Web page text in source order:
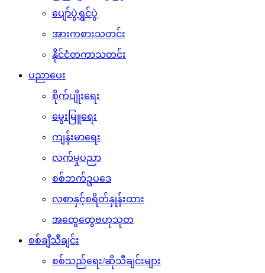
ပျော်ပွဲရွှင်ပွဲ
အားကစားသတင်း
နိုင်ငံတကာသတင်း
ပညာပေး
စိုက်ပျိုးရေး
မွေးမြူရေး
ကျန်းမာရေး
လက်မှုပညာ
စစ်ဘက်ဥပဒေ
လစာနှင့်စရိတ်နှုန်းထား
အထွေထွေဗဟုသုတ
စစ်ချီသီချင်း
စစ်သည်ရေး/ဆိုသီချင်းများ